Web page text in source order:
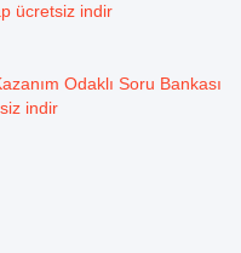
ücretsiz indir
Odaklı Soru Bankası
indir